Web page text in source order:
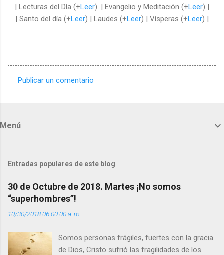
| Lecturas del Día (+Leer). | Evangelio y Meditación (+Leer) |
| Santo del día (+Leer) | Laudes (+Leer) | Vísperas (+Leer) |
t
r
i
o
s
Publicar un comentario
Menú
Entradas populares de este blog
30 de Octubre de 2018. Martes ¡No somos
“superhombres”!
10/30/2018 06:00:00 a. m.
Somos personas frágiles, fuertes con la gracia
de Dios, Cristo sufrió las fragilidades de los